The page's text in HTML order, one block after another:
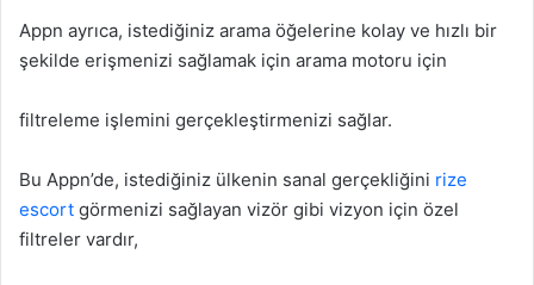
Appn ayrıca, istediğiniz arama öğelerine kolay ve hızlı bir
şekilde erişmenizi sağlamak için arama motoru için
filtreleme işlemini gerçekleştirmenizi sağlar.
Bu Appn’de, istediğiniz ülkenin sanal gerçekliğini rize
escort görmenizi sağlayan vizör gibi vizyon için özel
filtreler vardır,